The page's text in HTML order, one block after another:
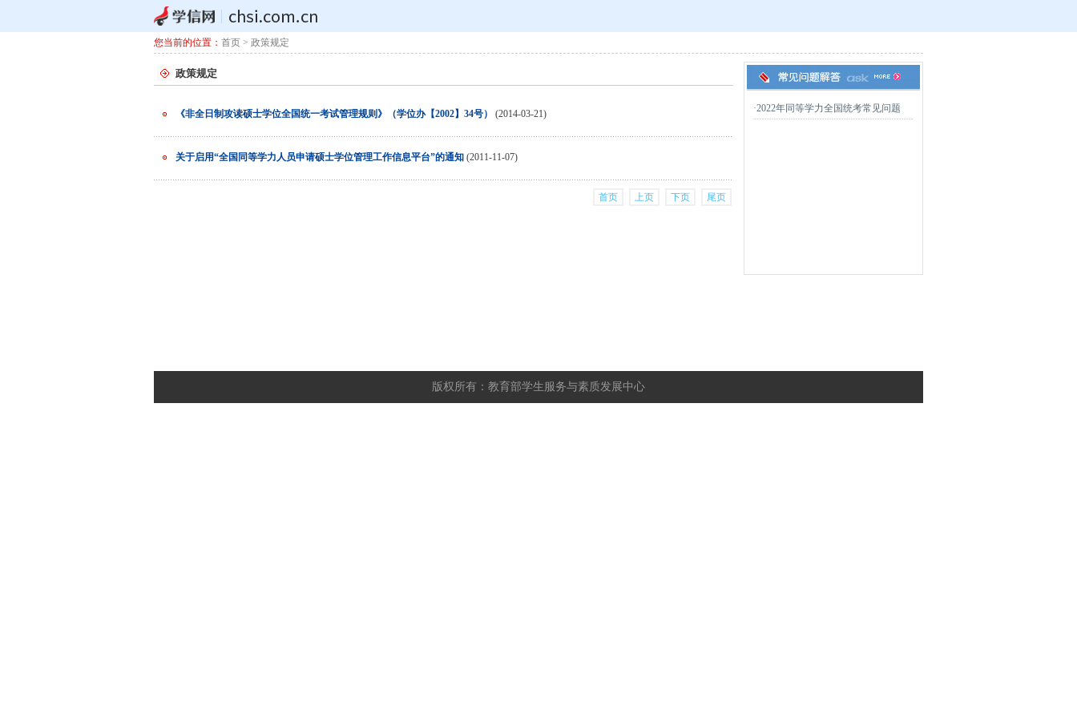
您当前的位置： 首页 > 政策规定
政策规定
《非全日制攻读硕士学位全国统一考试管理规则》（学位办【2002】34号） (2014-03-21)
关于启用“全国同等学力人员申请硕士学位管理工作信息平台”的通知 (2011-11-07)
首页 上页 下页 尾页
·2022年同等学力全国统考常见问题
版权所有：教育部学生服务与素质发展中心